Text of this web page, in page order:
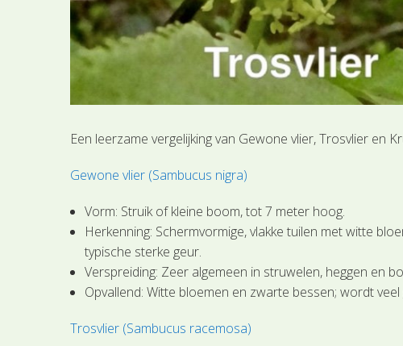
Een leerzame vergelijking van Gewone vlier, Trosvlier en
Gewone vlier (Sambucus nigra)
Vorm: Struik of kleine boom, tot 7 meter hoog.
Herkenning: Schermvormige, vlakke tuilen met witte
typische sterke geur.
Verspreiding: Zeer algemeen in struwelen, heggen en
Opvallend: Witte bloemen en zwarte bessen; wordt
Trosvlier (Sambucus racemosa)